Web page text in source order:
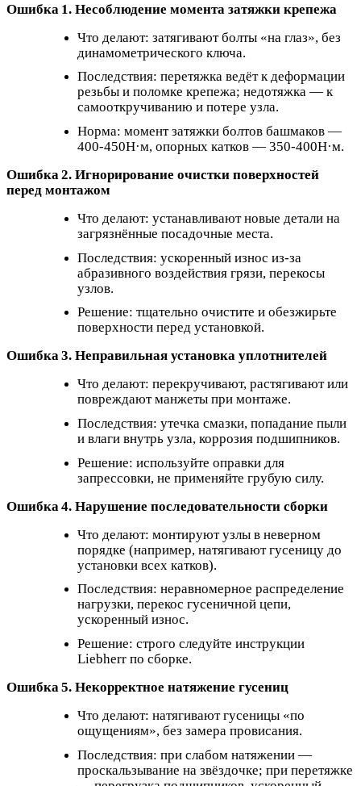
Ошибка 1. Несоблюдение момента затяжки крепежа
Что делают: затягивают болты «на глаз», без
динамометрического ключа.
Последствия: перетяжка ведёт к деформации
резьбы и поломке крепежа; недотяжка — к
самооткручиванию и потере узла.
Норма: момент затяжки болтов башмаков —
400-450Н·м, опорных катков — 350-400Н·м.
Ошибка 2. Игнорирование очистки поверхностей
перед монтажом
Что делают: устанавливают новые детали на
загрязнённые посадочные места.
Последствия: ускоренный износ из‑за
абразивного воздействия грязи, перекосы
узлов.
Решение: тщательно очистите и обезжирьте
поверхности перед установкой.
Ошибка 3. Неправильная установка уплотнителей
Что делают: перекручивают, растягивают или
повреждают манжеты при монтаже.
Последствия: утечка смазки, попадание пыли
и влаги внутрь узла, коррозия подшипников.
Решение: используйте оправки для
запрессовки, не применяйте грубую силу.
Ошибка 4. Нарушение последовательности сборки
Что делают: монтируют узлы в неверном
порядке (например, натягивают гусеницу до
установки всех катков).
Последствия: неравномерное распределение
нагрузки, перекос гусеничной цепи,
ускоренный износ.
Решение: строго следуйте инструкции
Liebherr по сборке.
Ошибка 5. Некорректное натяжение гусениц
Что делают: натягивают гусеницы «по
ощущениям», без замера провисания.
Последствия: при слабом натяжении —
проскальзывание на звёздочке; при перетяжке